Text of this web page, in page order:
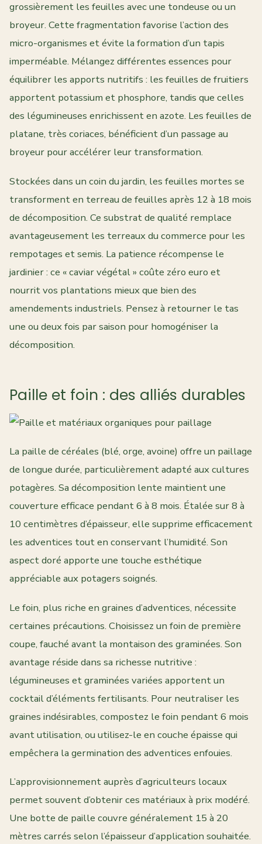
grossièrement les feuilles avec une tondeuse ou un
broyeur. Cette fragmentation favorise l’action des
micro-organismes et évite la formation d’un tapis
imperméable. Mélangez différentes essences pour
équilibrer les apports nutritifs : les feuilles de fruitiers
apportent potassium et phosphore, tandis que celles
des légumineuses enrichissent en azote. Les feuilles de
platane, très coriaces, bénéficient d’un passage au
broyeur pour accélérer leur transformation.
Stockées dans un coin du jardin, les feuilles mortes se
transforment en terreau de feuilles après 12 à 18 mois
de décomposition. Ce substrat de qualité remplace
avantageusement les terreaux du commerce pour les
rempotages et semis. La patience récompense le
jardinier : ce « caviar végétal » coûte zéro euro et
nourrit vos plantations mieux que bien des
amendements industriels. Pensez à retourner le tas
une ou deux fois par saison pour homogéniser la
décomposition.
Paille et foin : des alliés durables
La paille de céréales (blé, orge, avoine) offre un paillage
de longue durée, particulièrement adapté aux cultures
potagères. Sa décomposition lente maintient une
couverture efficace pendant 6 à 8 mois. Étalée sur 8 à
10 centimètres d’épaisseur, elle supprime efficacement
les adventices tout en conservant l’humidité. Son
aspect doré apporte une touche esthétique
appréciable aux potagers soignés.
Le foin, plus riche en graines d’adventices, nécessite
certaines précautions. Choisissez un foin de première
coupe, fauché avant la montaison des graminées. Son
avantage réside dans sa richesse nutritive :
légumineuses et graminées variées apportent un
cocktail d’éléments fertilisants. Pour neutraliser les
graines indésirables, compostez le foin pendant 6 mois
avant utilisation, ou utilisez-le en couche épaisse qui
empêchera la germination des adventices enfouies.
L’approvisionnement auprès d’agriculteurs locaux
permet souvent d’obtenir ces matériaux à prix modéré.
Une botte de paille couvre généralement 15 à 20
mètres carrés selon l’épaisseur d’application souhaitée.